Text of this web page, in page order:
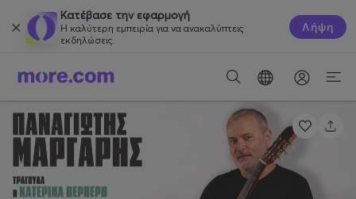
Κατέβασε την εφαρμογή
Η καλύτερη εμπειρία για να ανακαλύπτεις
εκδηλώσεις.
Λήψη